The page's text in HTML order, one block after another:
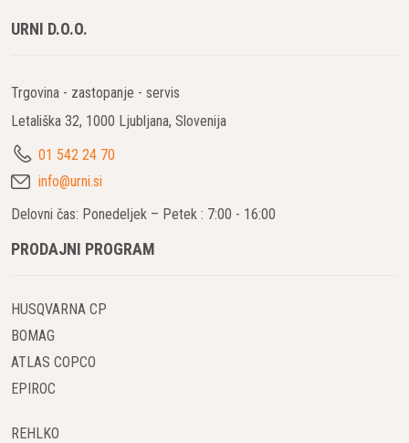
URNI D.O.O.
Trgovina - zastopanje - servis
Letališka 32, 1000 Ljubljana, Slovenija
01 542 24 70
info@urni.si
Delovni čas: Ponedeljek – Petek : 7:00 - 16:00
PRODAJNI PROGRAM
HUSQVARNA CP
BOMAG
ATLAS COPCO
EPIROC
REHLKO